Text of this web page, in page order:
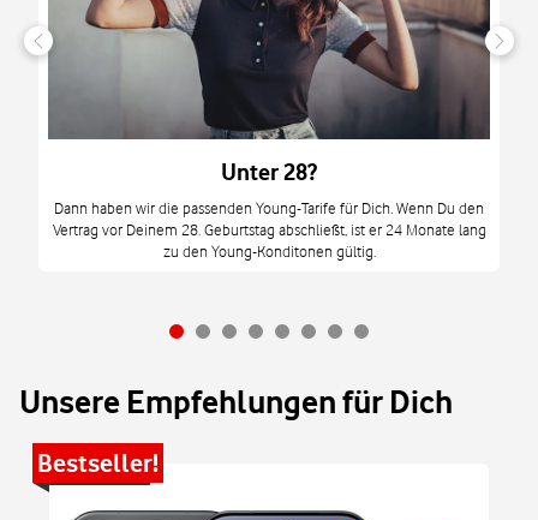
Unter 28?
Dann haben wir die passenden Young-Tarife für Dich. Wenn Du den
Vertrag vor Deinem 28. Geburtstag abschließt, ist er 24 Monate lang
zu den Young-Konditonen gültig.
Unsere Empfehlungen für Dich
Bestseller!